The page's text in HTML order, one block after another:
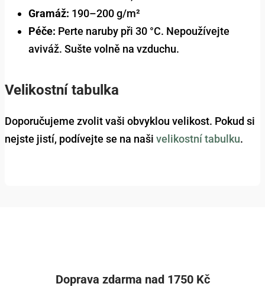
Gramáž: 190–200 g/m²
Péče: Perte naruby při 30 °C. Nepoužívejte
aviváž. Sušte volně na vzduchu.
Velikostní tabulka
Doporučujeme zvolit vaši obvyklou velikost. Pokud si
nejste jistí, podívejte se na naši velikostní tabulku.
Doprava zdarma nad 1750 Kč